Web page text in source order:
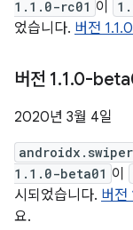
1.1.0-rc01 이
었습니다. 버전
버전 1.1.0-
2020년 3월 4일
1.1.0-beta01 이
시되었습니다. 버전
요.